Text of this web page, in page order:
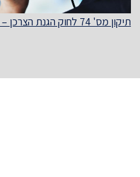
תיקון מס' 74 לחוק הגנת הצרכן – חובת הקלטת שיחות